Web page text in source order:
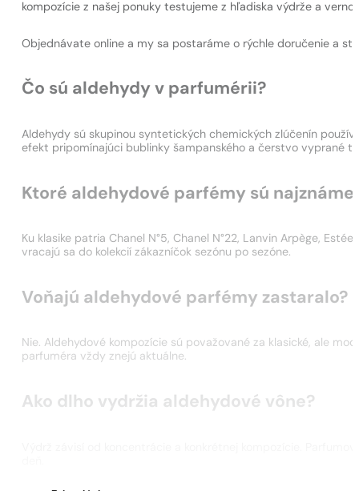
kompozície z našej ponuky testujeme z hľadiska výdrže a
Objednávate online a my sa postaráme o rýchle doručenie a
Čo sú aldehydy v parfumérii?
Aldehydy sú skupinou syntetických chemických zlúčenín
efekt pripomínajúci bublinky šampanského a čerstvo vyprané
Ktoré aldehydové parfémy sú
Ku klasike patria Chanel N°5, Chanel N°22, Lanvin Arpège,
vracajú sa do kolekcií zákazníčok sezónu po sezóne.
Voňajú aldehydové parfémy zastaralo?
Nie. Aldehydové kompozície sú považované za klasické, ale
parfuméra vždy znejú aktuálne.
Ako dlho vydržia aldehydové vône?